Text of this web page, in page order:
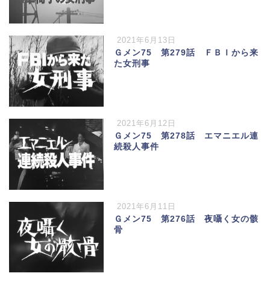
2021年6月13日
Ｇメン75 第279話 ＦＢＩから来
た女刑事
2021年6月12日
Ｇメン75 第278話 エマニエル連
続殺人事件
2021年6月11日
Ｇメン75 第276話 夜囁く女の骸
骨